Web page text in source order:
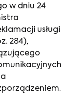
w dniu 24
usługi
284),